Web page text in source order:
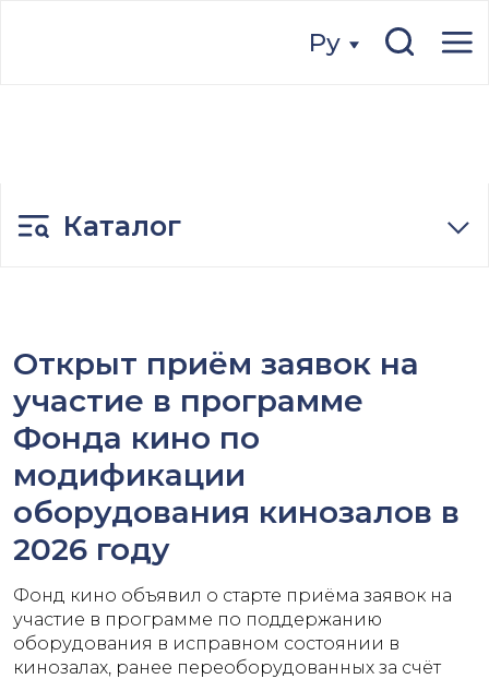
Открыт приём заявок на
участие в программе
Фонда кино по
модификации
оборудования кинозалов в
2026 году
Фонд кино объявил о старте приёма заявок на
участие в программе по поддержанию
оборудования в исправном состоянии в
кинозалах, ранее переоборудованных за счёт